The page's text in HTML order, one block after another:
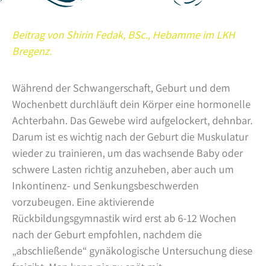
Beitrag von Shirin Fedak, BSc., Hebamme im LKH
Bregenz.
Während der Schwangerschaft, Geburt und dem
Wochenbett durchläuft dein Körper eine hormonelle
Achterbahn. Das Gewebe wird aufgelockert, dehnbar.
Darum ist es wichtig nach der Geburt die Muskulatur
wieder zu trainieren, um das wachsende Baby oder
schwere Lasten richtig anzuheben, aber auch um
Inkontinenz- und Senkungsbeschwerden
vorzubeugen. Eine aktivierende
Rückbildungsgymnastik wird erst ab 6-12 Wochen
nach der Geburt empfohlen, nachdem die
„abschließende“ gynäkologische Untersuchung diese